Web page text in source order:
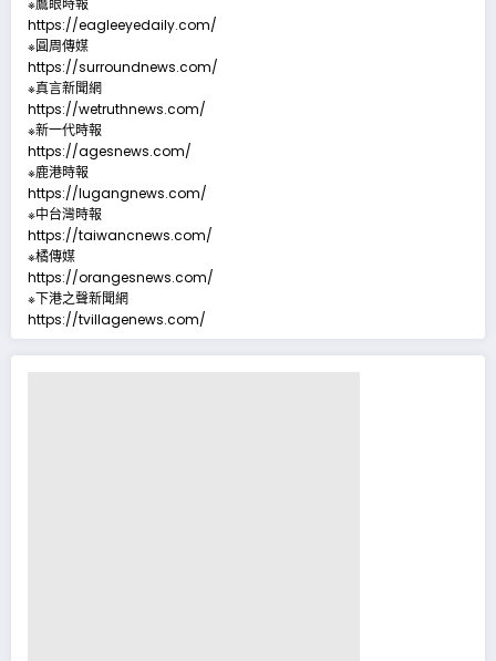
※鷹眼時報
https://eagleeyedaily.com/
※圓周傳媒
https://surroundnews.com/
※真言新聞網
https://wetruthnews.com/
※新一代時報
https://agesnews.com/
※鹿港時報
https://lugangnews.com/
※中台灣時報
https://taiwancnews.com/
※橘傳媒
https://orangesnews.com/
※下港之聲新聞網
https://tvillagenews.com/